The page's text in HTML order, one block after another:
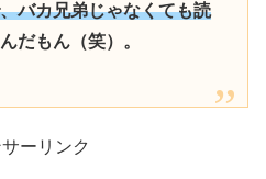
バカ兄弟じゃなくても読
だもん（笑）。
ーリンク